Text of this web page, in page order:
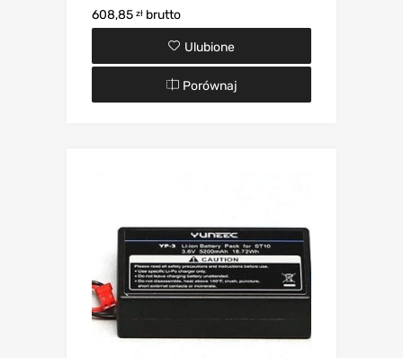
608,85 zł brutto
Ulubione
Porównaj